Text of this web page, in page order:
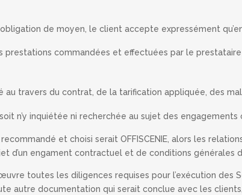
obligation de moyen, le client accepte expressément
prestations commandées et effectuées par le
travers du contrat, de la tarification appliquée, des
soit n’y inquiétée ni recherchée au sujet des
et choisi serait OFFISCENIE, alors les
d’un engament contractuel et de conditions générales
œuvre toutes les diligences requises pour l’exécution
autre documentation qui serait conclue avec les